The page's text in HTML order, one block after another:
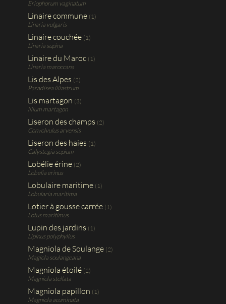
Eriophorum vaginatum
Linaire commune (1)
Linaria vulgaris
Linaire couchée (1)
Linaria supina
Linaire du Maroc (1)
Linaria maroccana
Lis des Alpes (2)
Paradisea liliastrum
Lis martagon (3)
lilium martagon
Liseron des champs (2)
Convolvulus arvensis
Liseron des haies (1)
Calystegia sepium
Lobélie érine (2)
Lobelia erinus
Lobulaire maritime (1)
Lobularia maritima
Lotier à gousse carrée (1)
Lotus maritimus
Lupin des jardins (1)
Lipinus polyphyllus
Magniola de Soulange (2)
Magiola soulangeana
Magniola étoilé (2)
Magniola stellata
Magniola papillon (1)
Magniola acuminata